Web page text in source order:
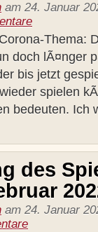
am 24. Januar
Thema:
doch lÃ¤nger
bis jetzt
spielen
bedeuten. Ich
des
am 24. Januar